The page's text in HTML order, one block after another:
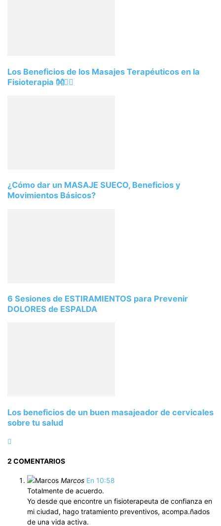
Los Beneficios de los Masajes Terapéuticos en la
Fisioterapia 👐💆‍♂️
¿Cómo dar un MASAJE SUECO, Beneficios y
Movimientos Básicos?
6 Sesiones de ESTIRAMIENTOS para Prevenir
DOLORES de ESPALDA
Los beneficios de un buen masajeador de cervicales
sobre tu salud
2 COMENTARIOS
Marcos En 10:58
Totalmente de acuerdo.
Yo desde que encontre un fisioterapeuta de confianza en
mi ciudad, hago tratamiento preventivos, acompa.ñados
de una vida activa.